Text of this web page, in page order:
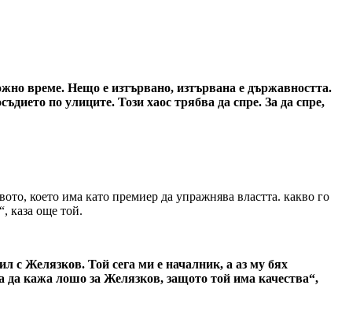
време. Нещо е изтървано, изтървана е държавността.
по улиците. Този хаос трябва да спре. За да спре,
което има като премиер да упражнява властта. какво го
каза още той.
с Желязков. Той сега ми е началник, а аз му бях
да кажа лошо за Желязков, защото той има качества“,